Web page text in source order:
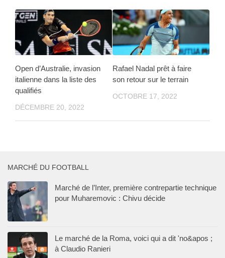
Open d’Australie, invasion
italienne dans la liste des
qualifiés
DÉCEMBRE 20, 2022
Rafael Nadal prêt à faire
son retour sur le terrain
OCTOBRE 17, 2022
MARCHÉ DU FOOTBALL
Marché de l’Inter, première contrepartie technique
pour Muharemovic : Chivu décide
Le marché de la Roma, voici qui a dit 'no&apos ;
à Claudio Ranieri